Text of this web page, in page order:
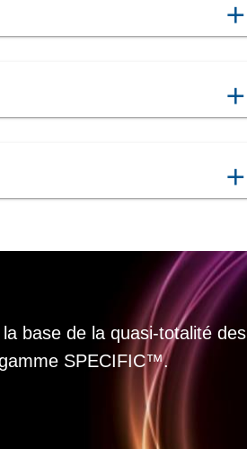
add
add
add
base de la quasi-totalité des
SPECIFIC™.